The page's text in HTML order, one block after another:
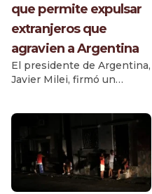
que permite expulsar
extranjeros que
agravien a Argentina
El presidente de Argentina,
Javier Milei, firmó un
nuevas causas para impedir
el ingreso al país o cancelar
residencias de extranjeros
que hayan realizado
acciones consideradas